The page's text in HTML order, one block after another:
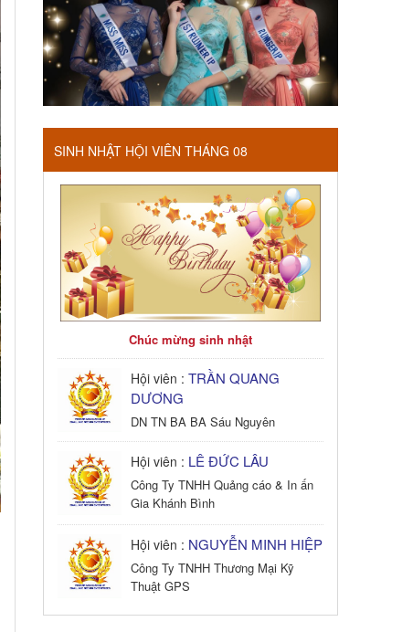
SINH NHẬT HỘI VIÊN THÁNG 08
Chúc mừng sinh nhật
Hội viên :TRẦN QUANG
DƯƠNG
DN TN BA BA Sáu Nguyên
Hội viên : LÊ ĐỨC LÂU
Công Ty TNHH Quảng cáo & In ấn
Gia Khánh Bình
Hội viên : NGUYỄN MINH HIỆP
Công Ty TNHH Thương Mại Kỹ
Thuật GPS